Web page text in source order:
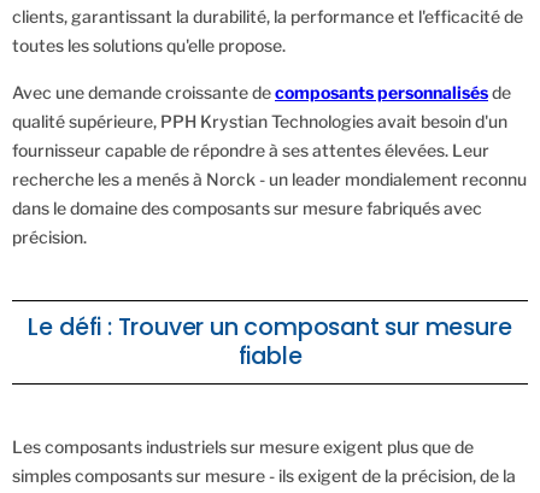
clients, garantissant la durabilité, la performance et l'efficacité de
toutes les solutions qu'elle propose.
Avec une demande croissante decomposants personnalisésde
qualité supérieure, PPH Krystian Technologies avait besoin d'un
fournisseur capable de répondre à ses attentes élevées. Leur
recherche les a menés à Norck - un leader mondialement reconnu
dans le domaine des composants sur mesure fabriqués avec
précision.
Le défi : Trouver un composant sur mesure
fiable
Les composants industriels sur mesure exigent plus que de
simples composants sur mesure - ils exigent de la précision, de la